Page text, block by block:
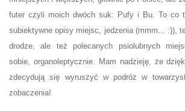
futer czyli moich dwóch suk: Pufy i Bu. To co
subiektywne opisy miejsc, jedzenia (mmm... :)),
drodze, ale też polecanych psiolubnych
sobie, organoleptycznie. Mam nadzieję, że
zdecydują się wyruszyć w podróż w
zobaczenia!